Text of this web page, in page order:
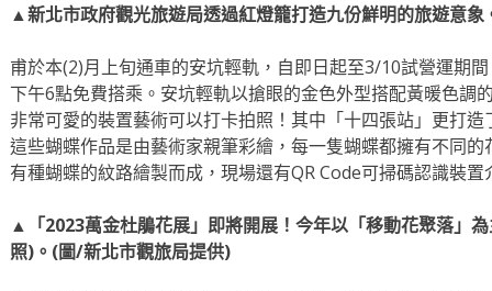
▲新北市政府觀光旅遊局透過紅燈籠打造九份鮮明的旅遊意
甫於本(2)月上旬通車的安坑輕軌，自即日起至3/10試營運期
下午6點免費搭乘。安坑輕軌以搶眼的金色外型搭配黃暖色調
非常可愛的裝置藝術可以打卡拍照！其中「十四張站」更打
這些蝴蝶作品是由藝術家親筆彩繪，每一隻蝴蝶都擁有不同
有種蝴蝶的紋路繪製而成，現場還有QR Code可掃碼認識裝
▲「2023萬金杜鵑花展」即將開展！今年以「移動花聚落」
照)。(圖/新北市觀旅局提供)